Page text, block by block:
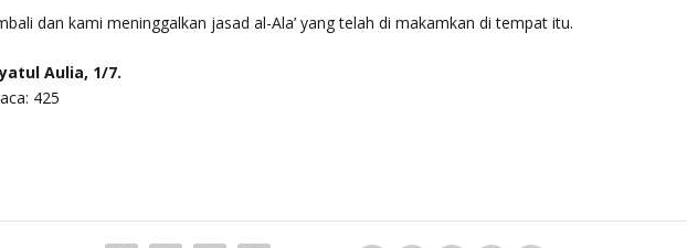
dan kami meninggalkan jasad al-Ala’ yang telah di makamkan di tempat itu.
Aulia, 1/7.
425